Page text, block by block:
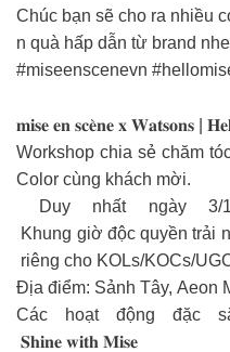
Chúc bạn sẽ cho ra nhiều
n quà hấp dẫn từ brand
#miseenscenevn
𝐦𝐢𝐬𝐞 𝐞𝐧 𝐬𝐜𝐞̀𝐧𝐞 𝐱 𝐖𝐚𝐭𝐬𝐨𝐧𝐬 |
Workshop chia sẻ chăm
Color cùng khách mời.
Duy nhất ngày 3/
Khung giờ độc quyền trải
riêng cho KOLs/KOCs/
Địa điểm: Sảnh Tây, Aeon
Các hoạt động đặc
𝐒𝐡𝐢𝐧𝐞 𝐰𝐢𝐭𝐡 𝐌𝐢𝐬𝐞